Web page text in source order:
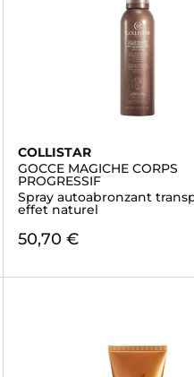
COLLISTAR
GOCCE MAGICHE CORPS
PROGRESSIF
Spray autoabronzant
effet naturel
50,70 €